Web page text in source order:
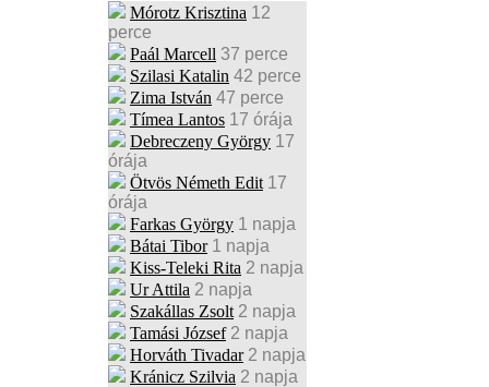
Mórotz Krisztina 12
perce
Paál Marcell 37 perce
Szilasi Katalin 42 perce
Zima István 47 perce
Tímea Lantos 17 órája
Debreczeny György 17
órája
Ötvös Németh Edit 17
órája
Farkas György 1 napja
Bátai Tibor 1 napja
Kiss-Teleki Rita 2 napja
Ur Attila 2 napja
Szakállas Zsolt 2 napja
Tamási József 2 napja
Horváth Tivadar 2 napja
Kránicz Szilvia 2 napja